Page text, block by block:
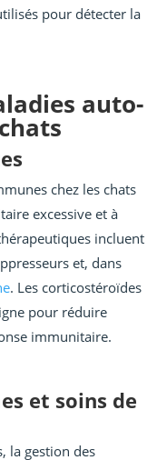
pour détecter la
auto-
chez les chats
excessive et à
incluent
et, dans
. Les corticostéroïdes
pour réduire
immunitaire.
et soins de
la gestion des